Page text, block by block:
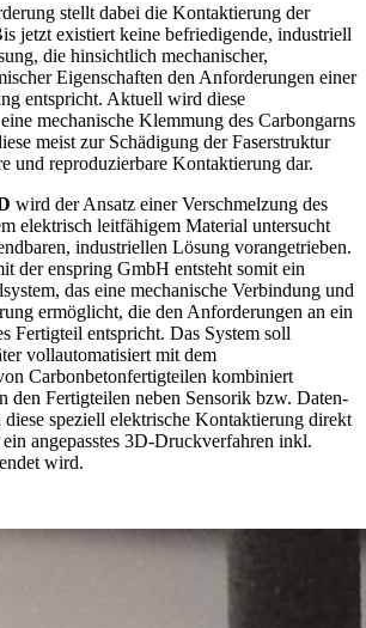
stellt dabei die Kontaktierung der
jetzt existiert keine befriedigende, industriell
die hinsichtlich mechanischer,
Eigenschaften den Anforderungen einer
entspricht. Aktuell wird diese
mechanische Klemmung des Carbongarns
meist zur Schädigung der Faserstruktur
und reproduzierbare Kontaktierung dar.
wird der Ansatz einer Verschmelzung des
elektrisch leitfähigem Material untersucht
industriellen Lösung vorangetrieben.
der enspring GmbH entsteht somit ein
das eine mechanische Verbindung und
ermöglicht, die den Anforderungen an ein
Fertigteil entspricht. Das System soll
vollautomatisiert mit dem
Carbonbetonfertigteilen kombiniert
den Fertigteilen neben Sensorik bzw. Daten-
speziell elektrische Kontaktierung direkt
angepasstes 3D-Druckverfahren inkl.
wird.